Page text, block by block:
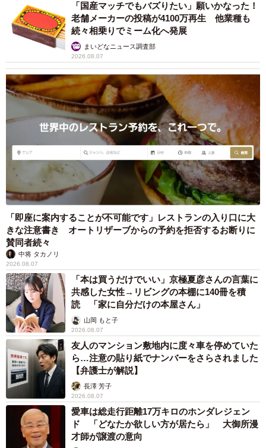
「国産マッチでもバズりたい」願いかなった！
老舗メーカーの投稿が4100万再生 他業種も
続々相乗りでミーム化へ発展
まいどなニュース調査部
2026.08.07
「即座に案内することが不可能です」レストランの入り口に大
きな注意書き オートリザーブからの予約を拒否するお断りに
賛同者続々
中将 タカノリ
2026.08.07
「本は買うだけでいい」京極夏彦さんの言葉に
共感した女性→リビングの本棚に140冊を積
読 「家に自分だけの本屋さん」
山岡 もと子
2026.08.07
友人のマンション敷地内に度々車を停めていた
ら…注意の貼り紙でナンバーをさらされました
【弁護士が解説】
長澤 芳子
2026.08.07
愛車は総走行距離17万キロのホンダレジェン
ド 「どなたか欲しい方が居たら」 大御所漫
才師が譲渡の意向